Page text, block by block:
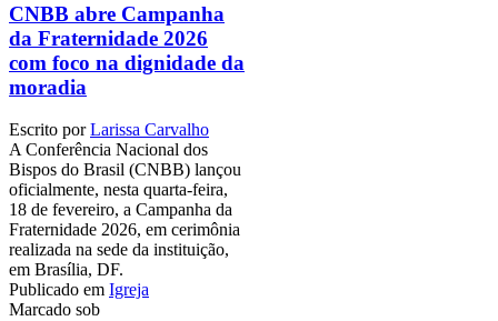
CNBB abre Campanha
da Fraternidade 2026
com foco na dignidade da
moradia
Escrito porLarissa Carvalho
A Conferência Nacional dos
Bispos do Brasil (CNBB) lançou
oficialmente, nesta quarta-feira,
18 de fevereiro, a Campanha da
Fraternidade 2026, em cerimônia
realizada na sede da instituição,
em Brasília, DF.
Publicado em Igreja
Marcado sob